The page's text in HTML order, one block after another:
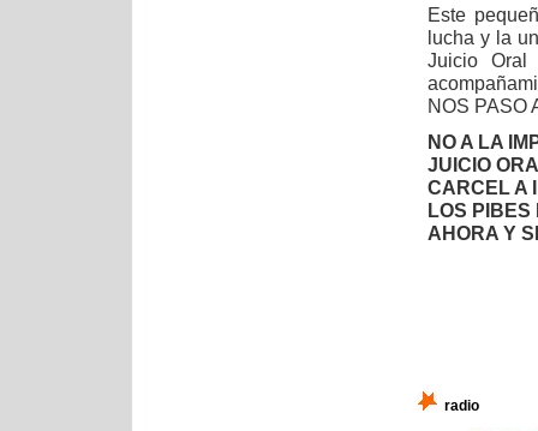
Este
lucha y la
Juicio Oral
NOS PASO
NO A LA
JUICIO
CARCEL A
LOS PIBES
AHORA Y
radio